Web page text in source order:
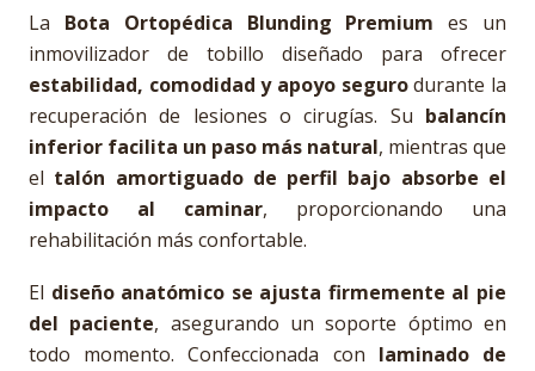
La Bota Ortopédica Blunding Premium es un
inmovilizador de tobillo diseñado para ofrecer
estabilidad, comodidad y apoyo segurodurante la
recuperación de lesiones o cirugías. Su balancín
inferior facilita un paso más natural, mientras que
el talón amortiguado de perfil bajo absorbe el
impacto al caminar, proporcionando una
rehabilitación más confortable.
El diseño anatómico se ajusta firmemente al pie
del paciente, asegurando un soporte óptimo en
todo momento. Confeccionada con laminado de